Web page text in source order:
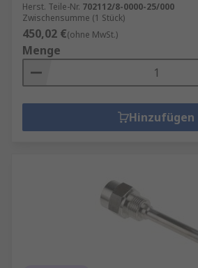
Herst. Teile-Nr. 702112/8-0000-25/000
Zwischensumme (1 Stück)
450,02 €(ohne MwSt.)
Menge
Hinzufügen